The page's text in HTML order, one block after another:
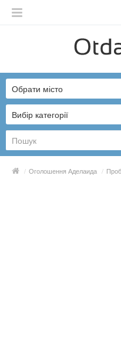
English
Русский
Українська
Вибір категорії
Обрати місто
/ Оголошення Аделаида /